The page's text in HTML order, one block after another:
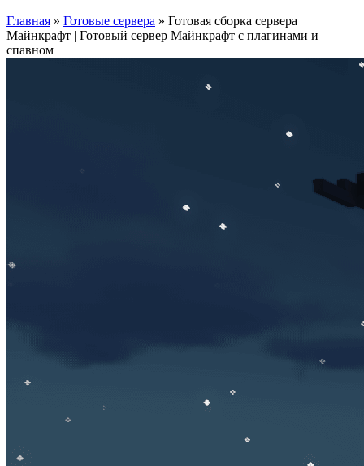
Главная » Готовые сервера » Готовая сборка сервера
Майнкрафт | Готовый сервер Майнкрафт с плагинами и
спавном